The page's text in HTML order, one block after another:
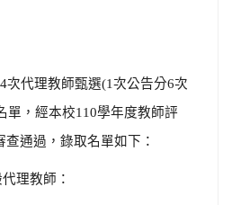
4次代理教師甄選(1次公告分6次
單，經本校110學年度教師評
查通過，錄取名單如下：
教師：